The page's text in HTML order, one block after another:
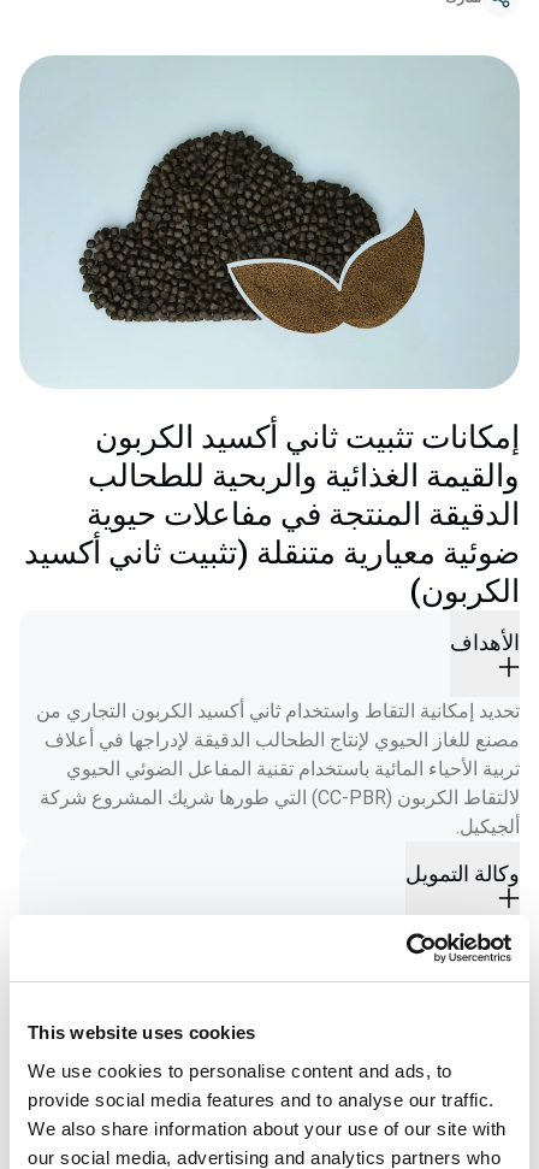
This website uses cookies
We use cookies to personalise content and ads, to
provide social media features and to analyse our traffic.
We also share information about your use of our site with
our social media, advertising and analytics partners who
إمكانات تثبيت ثاني أكسيد الكربون
والقيمة الغذائية والربحية للطحالب
الدقيقة المنتجة في مفاعلات حيوية
ضوئية معيارية متنقلة (تثبيت ثاني أكسيد
الكربون)
الأهداف
تحديد إمكانية التقاط واستخدام ثاني أكسيد الكربون التجاري من
مصنع للغاز الحيوي لإنتاج الطحالب الدقيقة لإدراجها في أعلاف
تربية الأحياء المائية باستخدام تقنية المفاعل الضوئي الحيوي
لالتقاط الكربون (CC-PBR) التي طورها شريك المشروع شركة
ألجيكيل.
وكالة التمويل
Ministeriet for Fødevarer, Landbrug og Fiskeri, Danmark.
دور AA في المشروع
للطحالب و/أو الأجزاء المكررة كمكونات في إنتاج الأعلاف المائية
الاختبارية التي سيتم تقييمها في تجارب التغذية البيولوجية في